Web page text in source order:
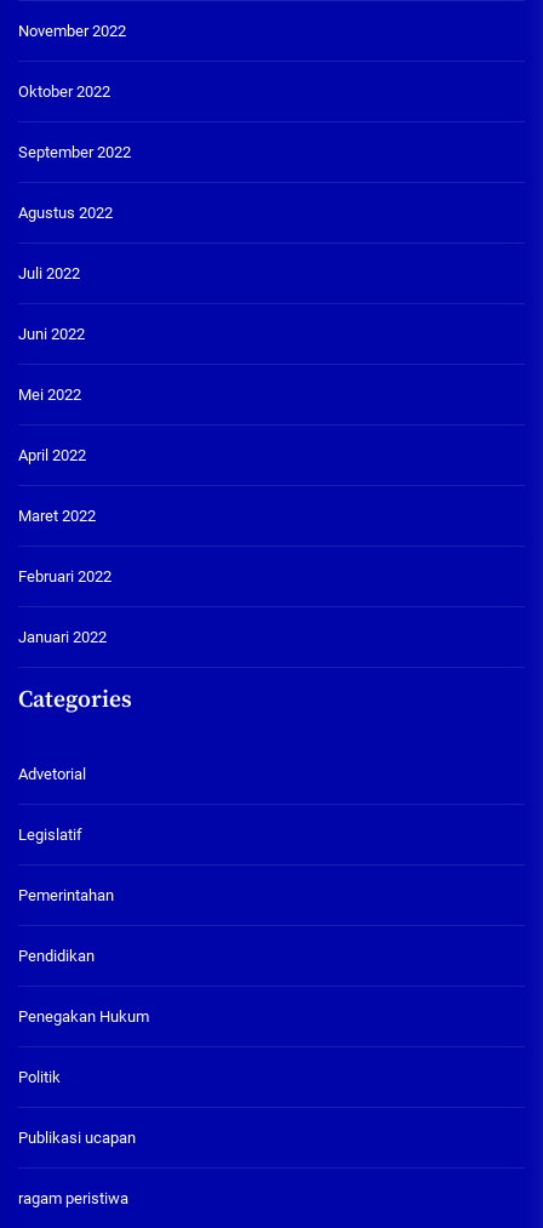
November 2022
Oktober 2022
September 2022
Agustus 2022
Juli 2022
Juni 2022
Mei 2022
April 2022
Maret 2022
Februari 2022
Januari 2022
Categories
Advetorial
Legislatif
Pemerintahan
Pendidikan
Penegakan Hukum
Politik
Publikasi ucapan
ragam peristiwa